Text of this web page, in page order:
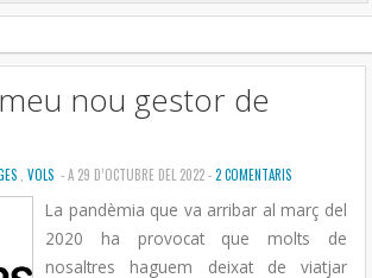
nou gestor de
, VOLS - A 29 D’OCTUBRE DEL 2022 -2 COMENTARIS
La pandèmia que va arribar al març del
2020 ha provocat que molts de
nosaltres haguem deixat de viatjar